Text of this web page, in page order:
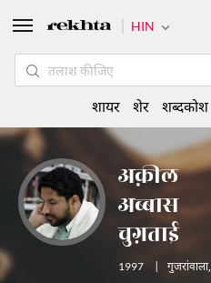
अक़ील
अब्बास
चुग़ताई
1997 गुजरांवाला,
HIN
शायर शेर शब्दकोश